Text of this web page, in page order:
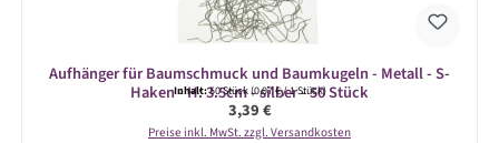
Aufhänger für Baumschmuck und Baumkugeln - Metall - S-
Haken - H: 3.5cm - silber - 50 Stück
Inhalt:50 Stück(0,07 € / 1 Stück)
Regulärer Preis:
3,39 €
Preise inkl. MwSt. zzgl. Versandkosten